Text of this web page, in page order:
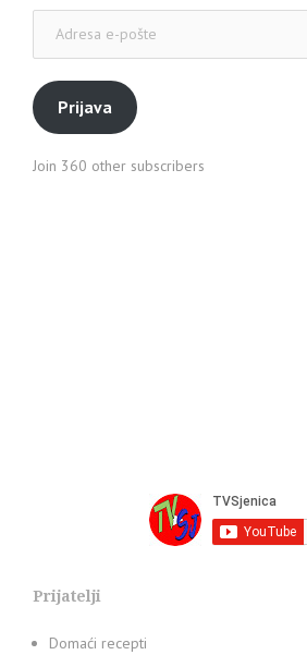
pošte
Prijava
Join 360 other subscribers
Prijatelji
Domaći recepti